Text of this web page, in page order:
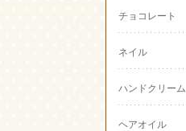
チョコレート
ネイル
ハンドクリーム
ヘアオイル